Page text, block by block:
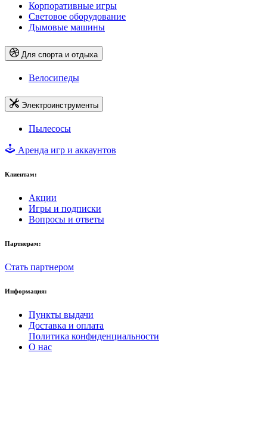
Корпоративные игры
Световое оборудование
Дымовые машины
Для спорта и отдыха
Велосипеды
Электроинструменты
Пылесосы
Аренда игр и аккаунтов
Клиентам:
Акции
Игры и подписки
Вопросы и ответы
Партнерам:
Стать партнером
Информация:
Пункты выдачи
Доставка и оплата
Политика конфиденциальности
О нас